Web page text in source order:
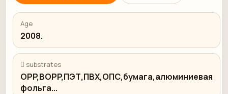
Age
2008.
 substrates
OPP,BOPP,ПЭТ,ПВХ,ОПС,бумага,алюминиевая
фольга...